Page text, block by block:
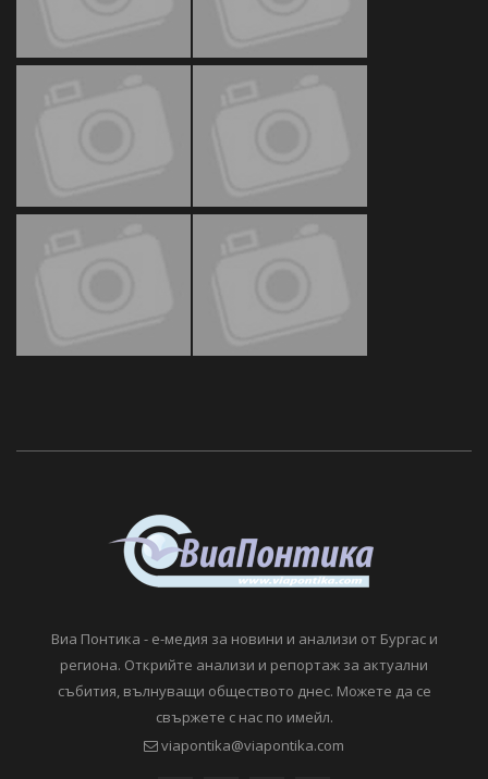
Виа Понтика - е-медия за новини и анализи от Бургас и
региона. Открийте анализи и репортаж за актуални
събития, вълнуващи обществото днес. Можете да се
свържете с нас по имейл.
viapontika@viapontika.com